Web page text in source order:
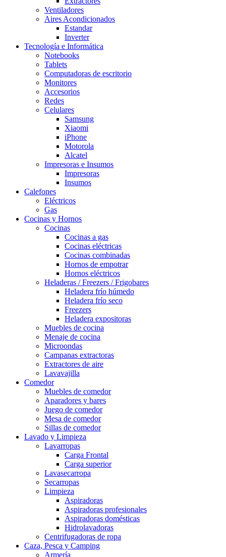
Ventiladores
Aires Acondicionados
Estandar
Inverter
Tecnología e Informática
Notebooks
Tablets
Computadoras de escritorio
Monitores
Accesorios
Redes
Celulares
Samsung
Xiaomi
iPhone
Motorola
Alcatel
Impresoras e Insumos
Impresoras
Insumos
Calefones
Eléctricos
Gas
Cocinas y Hornos
Cocinas
Cocinas a gas
Cocinas eléctricas
Cocinas combinadas
Hornos de empotrar
Hornos eléctricos
Heladeras / Freezers / Frigobares
Heladera frío húmedo
Heladera frío seco
Freezers
Heladera expositoras
Muebles de cocina
Menaje de cocina
Microondas
Campanas extractoras
Extractores de aire
Lavavajilla
Comedor
Muebles de comedor
Aparadores y bares
Juego de comedor
Mesa de comedor
Sillas de comedor
Lavado y Limpieza
Lavarropas
Carga Frontal
Carga superior
Lavasecarropa
Secarropas
Limpieza
Aspiradoras
Aspiradoras profesionales
Aspiradoras domésticas
Hidrolavadoras
Centrifugadoras de ropa
Caza, Pesca y Camping
Armería